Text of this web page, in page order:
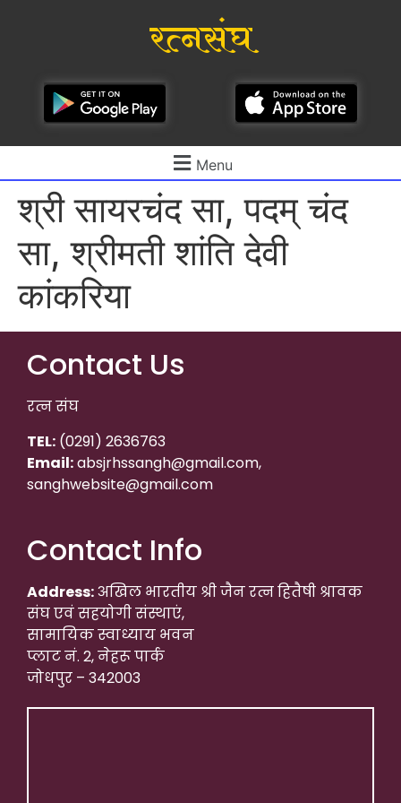
रत्नसंघ
Menu
श्री सायरचंद सा, पदम् चंद
सा, श्रीमती शांति देवी
कांकरिया
Contact Us
रत्न संघ
TEL: (0291) 2636763
Email:absjrhssangh@gmail.com,
sanghwebsite@gmail.com
Contact Info
Address:अखिल भारतीय श्री जैन रत्न हितैषी श्रावक
संघ एवं सहयोगी संस्थाएं,
सामायिक स्वाध्याय भवन
प्लाट नं. 2, नेहरू पार्क
जोधपुर – 342003